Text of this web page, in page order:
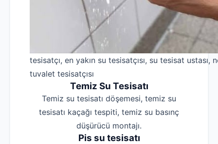
tesisatçı, en yakın su tesisatçısı, su tesisat
tuvalet tesisatçısı
Temiz Su Tesisatı
Temiz su tesisatı döşemesi, temiz su
tesisatı kaçağı tespiti, temiz su basınç
düşürücü montajı.
Pis su tesisatı